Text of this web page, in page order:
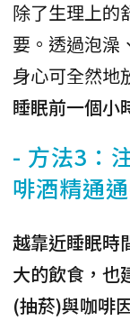
除了生理上的
要。透過泡澡
身心可全然地
睡眠前一個小
- 方法3：
啡酒精通
越靠近睡眠時
大的飲食，也
(抽菸)與咖啡